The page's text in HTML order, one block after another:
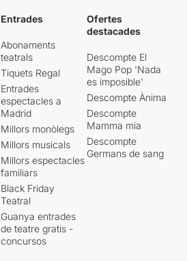
Entrades
Abonaments
teatrals
Tiquets Regal
Entrades
espectacles a
Madrid
Millors monòlegs
Millors musicals
Millors espectacles
familiars
Black Friday
Teatral
Guanya entrades
de teatre gratis -
concursos
Ofertes
destacades
Descompte El
Mago Pop 'Nada
es imposible'
Descompte Ànima
Descompte
Mamma mia
Descompte
Germans de sang